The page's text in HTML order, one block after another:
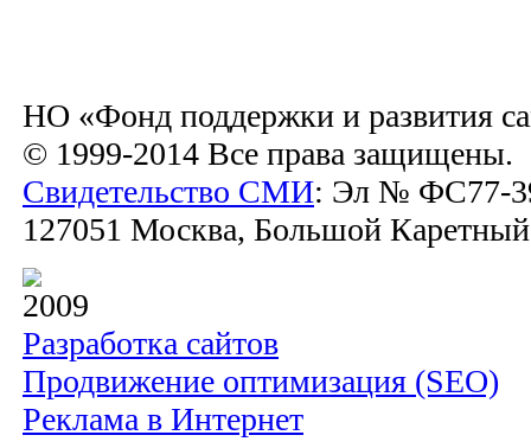
НО «Фонд поддержки и развития
© 1999-2014 Все права защищены.
Свидетельство СМИ: Эл № ФС77-
127051 Москва, Большой
2009
Разработка сайтов
Продвижение оптимизация (SEO)
Реклама в Интернет